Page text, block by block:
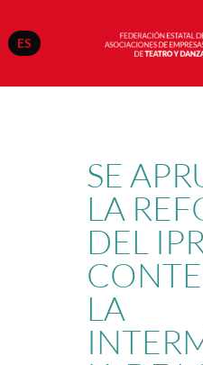
ES
Saltar
SE
LA
DEL
LA